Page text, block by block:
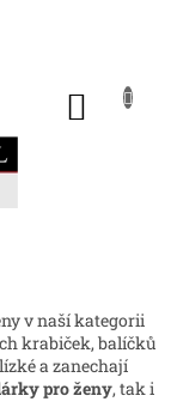
v naší kategorii
krabiček, balíčků
a zanechají
pro ženy, tak i